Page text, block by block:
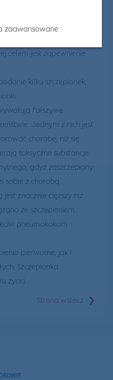
wieku.
prowadzimy program
celem jest zapewnienie
kilku szczepionek,
fałszywe
Jednym z nich jest
chorobę, niż się
toksyczne substancje.
gdyż zaszczepiony
sobie z chorobą.
znacznie cięższy niż
ze szczepieniem.
pneumokokom
pierwotne, jak i
Szczepionka
życia.
Strona wstecz
❯
zaawansowane